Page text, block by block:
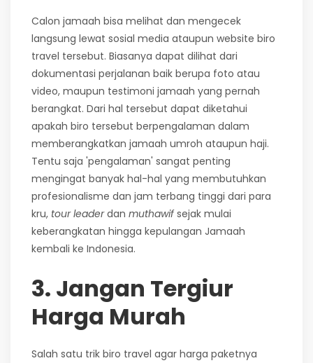
Calon jamaah bisa melihat dan mengecek
langsung lewat sosial media ataupun website biro
travel tersebut. Biasanya dapat dilihat dari
dokumentasi perjalanan baik berupa foto atau
video, maupun testimoni jamaah yang pernah
berangkat. Dari hal tersebut dapat diketahui
apakah biro tersebut berpengalaman dalam
memberangkatkan jamaah umroh ataupun haji.
Tentu saja 'pengalaman' sangat penting
mengingat banyak hal-hal yang membutuhkan
profesionalisme dan jam terbang tinggi dari para
kru, tour leaderdan muthawifsejak mulai
keberangkatan hingga kepulangan Jamaah
kembali ke Indonesia.
3. Jangan Tergiur
Harga Murah
Salah satu trik biro travel agar harga paketnya